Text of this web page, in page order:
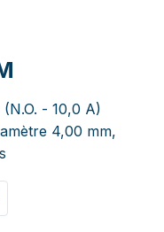
- 10,0 A)
4,00 mm,